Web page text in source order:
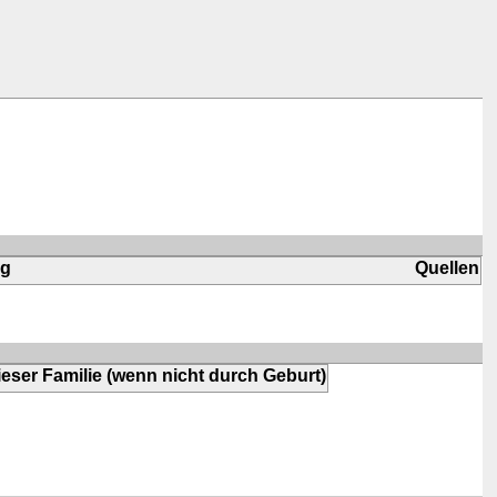
Quellen
Familie (wenn nicht durch Geburt)